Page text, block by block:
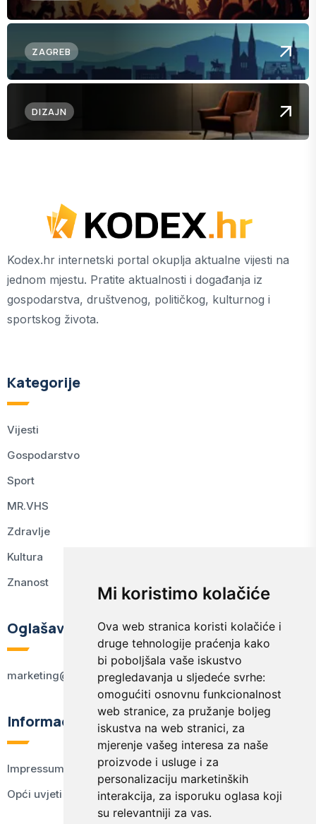
Mi koristimo kolačiće
Ova web stranica koristi kolačiće i
druge tehnologije praćenja kako
bi poboljšala vaše iskustvo
pregledavanja u sljedeće svrhe:
omogućiti osnovnu funkcionalnost
web stranice, za pružanje boljeg
iskustva na web stranici, za
mjerenje vašeg interesa za naše
proizvode i usluge i za
personalizaciju marketinških
interakcija, za isporuku oglasa koji
su relevantniji za vas.
ZAGREB
DIZAJN
Kodex.hr internetski portal okuplja aktualne vijesti na
jednom mjestu. Pratite aktualnosti i događanja iz
gospodarstva, društvenog, političkog, kulturnog i
sportskog života.
Kategorije
Vijesti
Gospodarstvo
Sport
MR.VHS
Zdravlje
Kultura
Znanost
Oglašavanje
marketing@kodex.hr
Informacije
Impressum
Opći uvjeti korištenja